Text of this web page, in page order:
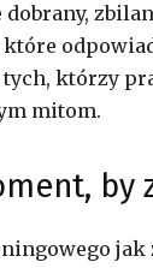
którzy
mitom.
by
jak